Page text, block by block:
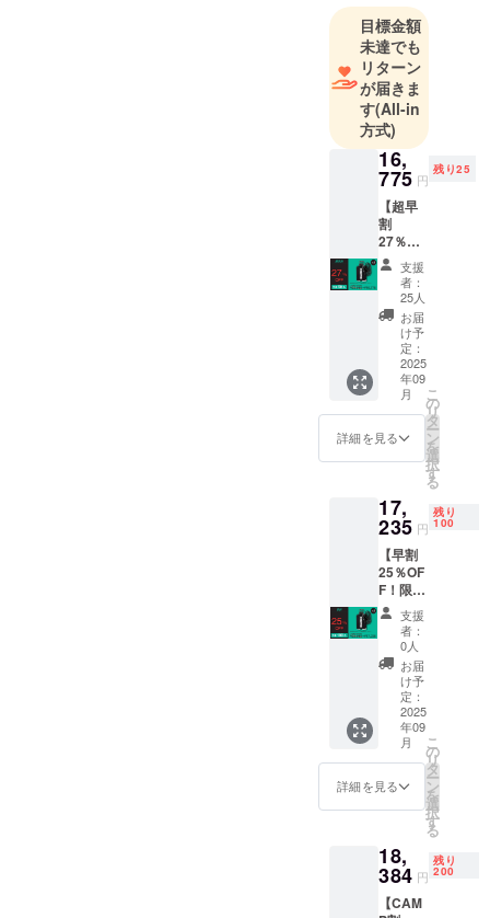
いという想
いから生ま
れました。
まだ日本で
は知られて
いない海外
のアイデア
商品や、使
いやすさと
デザイン性
を両立した
アイテムを
厳選し、皆
さまにご紹
介していま
す。毎日の
生活を
ちょっとだ
け豊かに、
る、そん
な“月明かり
のような存
在”でありた
いと願って
います。
目標金額
未達でも
リターン
が届きま
す(All-in
方式)
16,
775 円
残り25
【超早
割
27％OF
F！限定
50個】
Shower
Tank×
１ -------
-----------
------ 一
般販売
価格
【￥22,
980】
(税込)
↓↓↓
05
OFF!!!
】 ↓↓↓
超早割
【￥16,
775】
(税込) --
-----------
-----------
各カ
ラーを
お選び
下さい
適格請
求書発
行事業
者登録
請求書
発行事
業者登
録番号
支援
者：
25人
お届
け予
定：
2025
年09
月
詳細を見る
こ
の
リ
タ
ー
ン
を
選
択
す
る
17,
235 円
残り
100
【早割
25％OF
F！限定
100個】
Shower
Tank×
１ -------
-----------
------ 一
般販売
価格
【￥22,
980】
(税込)
↓↓↓
【￥5,7
OFF!!!
】 ↓↓↓
早割
【￥17,
支援
者：
0人
お届
け予
定：
2025
年09
月
詳細を見る
こ
の
リ
タ
ー
ン
を
選
択
す
る
18,
384 円
残り
200
【CAM